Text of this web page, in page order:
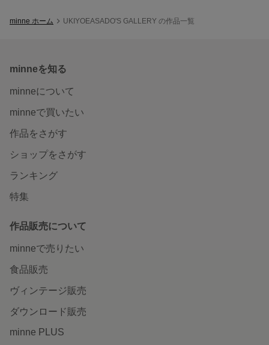
minne ホーム UKIYOEASADO'S GALLERY の作品一覧
minneを知る
minneについて
minneで買いたい
作品をさがす
ショップをさがす
ランキング
特集
作品販売について
minneで売りたい
食品販売
ヴィンテージ販売
ダウンロード販売
minne PLUS